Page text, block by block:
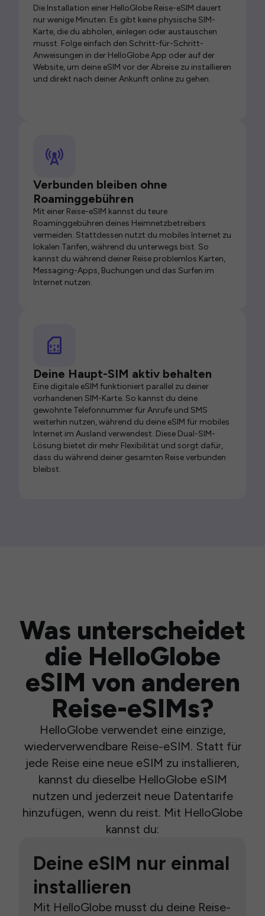
Die Installation einer HelloGlobe Reise-eSIM dauert
nur wenige Minuten. Es gibt keine physische SIM-
Karte, die du abholen, einlegen oder austauschen
musst. Folge einfach den Schritt-für-Schritt-
Anweisungen in der HelloGlobe App oder auf der
Website, um deine eSIM vor der Abreise zu installieren
und direkt nach deiner Ankunft online zu gehen.
Verbunden bleiben ohne
Roaminggebühren
Mit einer Reise-eSIM kannst du teure
Roaminggebühren deines Heimnetzbetreibers
vermeiden. Stattdessen nutzt du mobiles Internet zu
lokalen Tarifen, während du unterwegs bist. So
kannst du während deiner Reise problemlos Karten,
Messaging-Apps, Buchungen und das Surfen im
Internet nutzen.
Deine Haupt-SIM aktiv behalten
Eine digitale eSIM funktioniert parallel zu deiner
vorhandenen SIM-Karte. So kannst du deine
gewohnte Telefonnummer für Anrufe und SMS
weiterhin nutzen, während du deine eSIM für mobiles
Internet im Ausland verwendest. Diese Dual-SIM-
Lösung bietet dir mehr Flexibilität und sorgt dafür,
dass du während deiner gesamten Reise verbunden
bleibst.
Was unterscheidet
die HelloGlobe
eSIM von anderen
Reise-eSIMs?
HelloGlobe verwendet eine einzige,
wiederverwendbare Reise-eSIM. Statt für
jede Reise eine neue eSIM zu installieren,
kannst du dieselbe HelloGlobe eSIM
nutzen und jederzeit neue Datentarife
hinzufügen, wenn du reist. Mit HelloGlobe
kannst du:
Deine eSIM nur einmal
installieren
Mit HelloGlobe musst du deine Reise-